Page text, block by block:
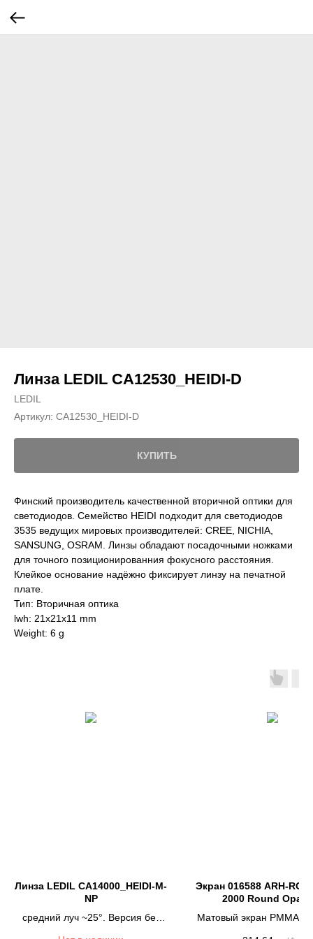
Линза LEDIL CA12530_HEIDI-D
LEDIL
Артикул: CA12530_HEIDI-D
КУПИТЬ
Финский производитель качественной вторичной оптики для
светодиодов. Семейство HEIDI подходит для светодиодов
3535 ведущих мировых производителей: CREE, NICHIA,
SANSUNG, OSRAM. Линзы обладают посадочными ножками
для точного позиционированния фокусного расстояния.
Клейкое основание надёжно фиксирует линзу на печатной
плате.
Тип: Вторичная оптика
lwh: 21x21x11 mm
Weight: 6 g
Линза LEDIL CA14000_HEIDI-M-
NP
средний луч ~25°. Версия без
Экран 016588 ARH-
2000 Round Opal-
Матовый экран PMMA